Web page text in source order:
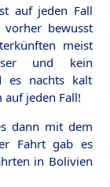
auf jeden Fall
vorher bewusst
meist
und kein
es nachts kalt
jeden Fall!
dann mit dem
Fahrt gab es
in Bolivien